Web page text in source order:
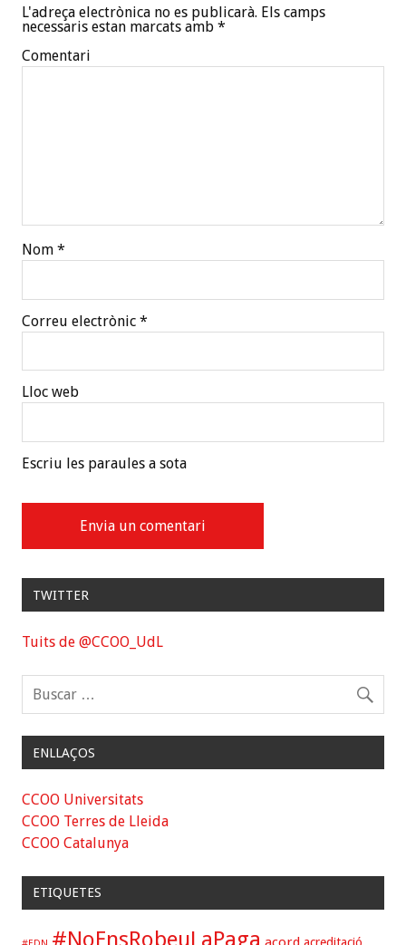
L'adreça electrònica no es publicarà. Els camps
necessaris estan marcats amb *
Comentari
Nom *
Correu electrònic *
Lloc web
Escriu les paraules a sota
TWITTER
Tuits de @CCOO_UdL
ENLLAÇOS
CCOO Universitats
CCOO Terres de Lleida
CCOO Catalunya
ETIQUETES
#NoEnsRobeuLaPaga